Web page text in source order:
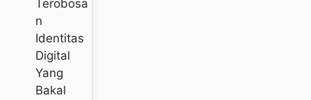
Terobosa
N
Identitas
Digital
Yang
Bakal